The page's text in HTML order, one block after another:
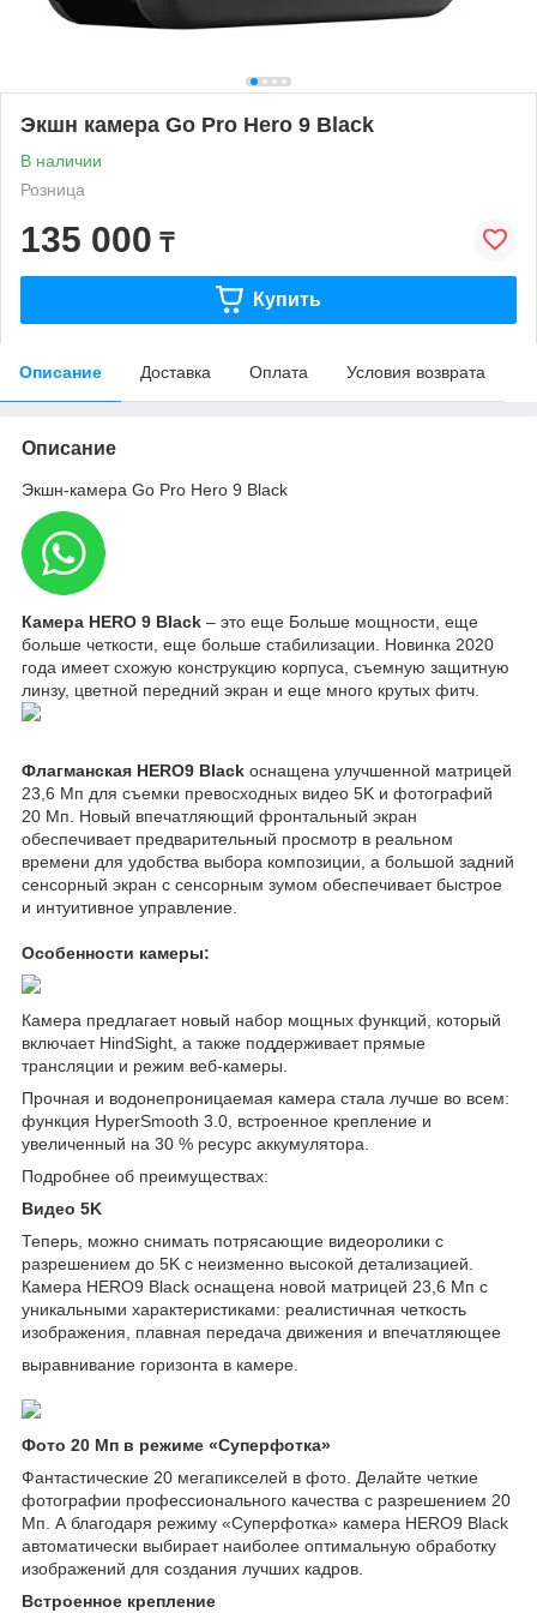
Экшн камера Go Pro Hero 9 Black
В наличии
Розница
135 000 ₸
Купить
Описание Доставка Оплата Условия возврата
Описание
Экшн-камера Go Pro Hero 9 Black
Камера HERO 9 Black – это еще Больше мощности, еще
больше четкости, еще больше стабилизации. Новинка 2020
года имеет схожую конструкцию корпуса, съемную защитную
линзу, цветной передний экран и еще много крутых фитч.
Флагманская HERO9 Black оснащена улучшенной матрицей
23,6 Мп для съемки превосходных видео 5K и фотографий
20 Мп. Новый впечатляющий фронтальный экран
обеспечивает предварительный просмотр в реальном
времени для удобства выбора композиции, а большой задний
сенсорный экран с сенсорным зумом обеспечивает быстрое
и интуитивное управление.
Особенности камеры:
Камера предлагает новый набор мощных функций, который
включает HindSight, а также поддерживает прямые
трансляции и режим веб-камеры.
Прочная и водонепроницаемая камера стала лучше во всем:
функция HyperSmooth 3.0, встроенное крепление и
увеличенный на 30 % ресурс аккумулятора.
Подробнее об преимуществах:
Видео 5K
Теперь, можно снимать потрясающие видеоролики с
разрешением до 5K с неизменно высокой детализацией.
Камера HERO9 Black оснащена новой матрицей 23,6 Мп с
уникальными характеристиками: реалистичная четкость
изображения, плавная передача движения и впечатляющее
выравнивание горизонта в камере.
Фото 20 Мп в режиме «Суперфотка»
Фантастические 20 мегапикселей в фото. Делайте четкие
фотографии профессионального качества с разрешением 20
Мп. А благодаря режиму «Суперфотка» камера HERO9 Black
автоматически выбирает наиболее оптимальную обработку
изображений для создания лучших кадров.
Встроенное крепление